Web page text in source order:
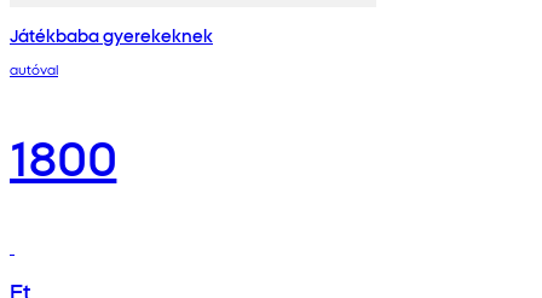
Játékbaba gyerekeknek
autóval
1800
Ft